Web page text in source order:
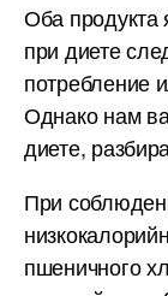
Оба
при диете
потребление
Однако нам
диете,
При
пшеничного